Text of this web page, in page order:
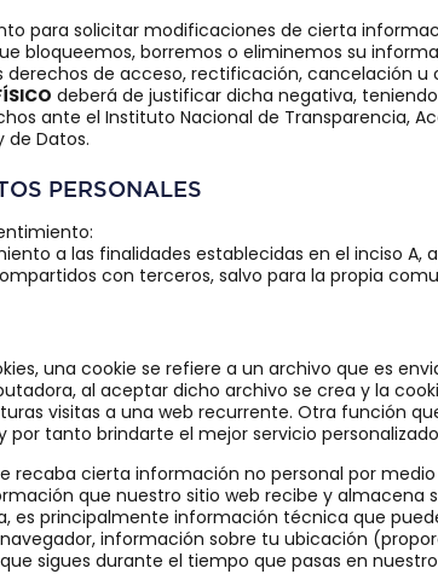
para solicitar modificaciones de cierta
bloqueemos, borremos o eliminemos su
de acceso, rectificación, cancelación u
deberá de justificar dicha negativa,
ante el Instituto Nacional de Transparencia,
de Datos.
PERSONALES
a las finalidades establecidas en el inciso A,
con terceros, salvo para la propia
una cookie se refiere a un archivo que es
al aceptar dicho archivo se crea y la
visitas a una web recurrente. Otra función
tanto brindarte el mejor servicio
cierta información no personal por medio
que nuestro sitio web recibe y almacena
es principalmente información técnica que
información sobre tu ubicación
sigues durante el tiempo que pasas en